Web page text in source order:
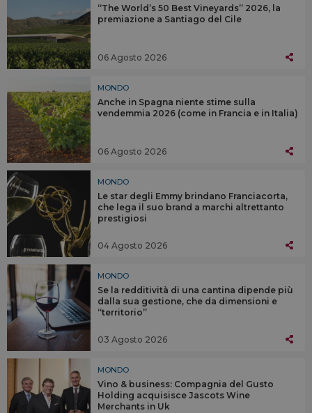
“The World’s 50 Best Vineyards” 2026, la
premiazione a Santiago del Cile
06 Agosto 2026
MONDO
Anche in Spagna niente stime sulla
vendemmia 2026 (come in Francia e in Italia)
06 Agosto 2026
MONDO
Le star degli Emmy brindano Franciacorta,
che lega il suo brand a marchi altrettanto
prestigiosi
04 Agosto 2026
MONDO
Se la redditività di una cantina dipende più
dalla sua gestione, che da dimensioni e
“territorio”
03 Agosto 2026
MONDO
Vino & business: Compagnia del Gusto
Holding acquisisce Jascots Wine
Merchants in Uk